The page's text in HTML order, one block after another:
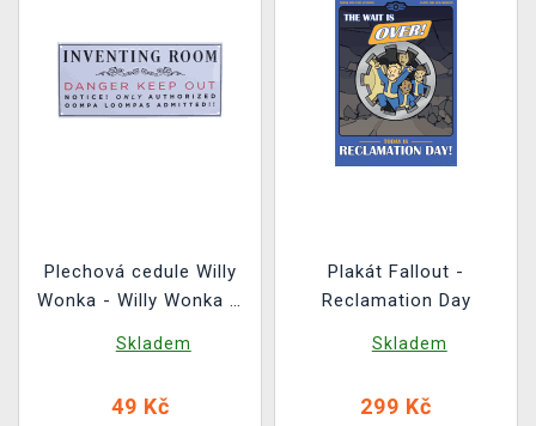
Plechová cedule Willy
Wonka - Willy Wonka &
Skladem
49 Kč
Plakát Fallout -
Reclamation Day
Skladem
299 Kč